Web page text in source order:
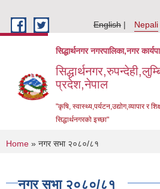
English
Nepali
सिद्धार्थनगर नगरपालिका,नगर
प्रदेश,नेपाल
"कृषि, स्वास्थ्य,पर्यटन,उद्योग,व्यापार र
सिद्धार्थनगरको इच्छा"
You are here
Home » नगर सभा २०८०/८१
नगर सभा २०८०/८१